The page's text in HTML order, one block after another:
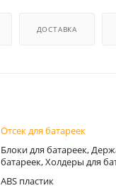
ДОСТАВКА
Отсек для батареек
Блоки для батареек,
батареек, Холдеры для
ABS пластик